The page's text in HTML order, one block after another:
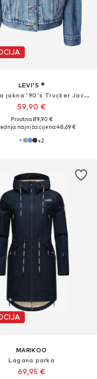
LEVI'S ®
Prijelazna jakna '90's Trucker Jacket'
59,90 €
Prvotno: 89,90 €
najniža cijena:48,69 €
+2
MARIKOO
Lagana parka
69,95 €